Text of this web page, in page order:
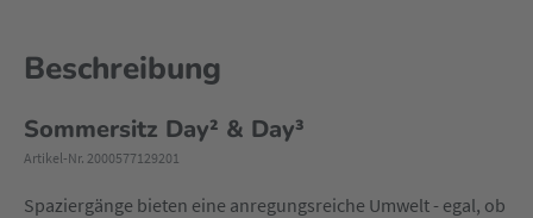
Beschreibung
Sommersitz Day² & Day³
Artikel-Nr. 2000577129201
Spaziergänge bieten eine anregungsreiche Umwelt - egal, ob